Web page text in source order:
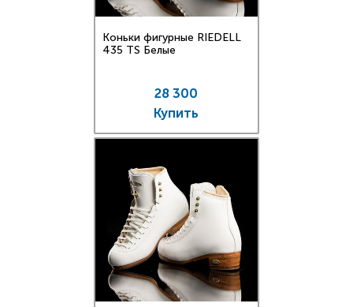
Коньки фигурные RIEDELL
435 TS Белые
28 300
Купить